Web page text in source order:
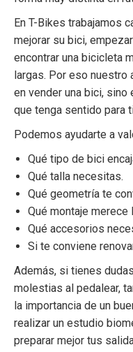
En T-Bikes trabajamos
mejorar su bici,
encontrar una bicicleta
largas. Por eso
en vender una bici, sino
que tenga sentido para
Podemos ayudarte a
Qué tipo de bici
Qué talla necesitas.
Qué geometría te
Qué montaje merece
Qué accesorios
Si te conviene
Además, si tienes
molestias al pedalear,
la importancia de un
realizar un estudio
preparar mejor tus